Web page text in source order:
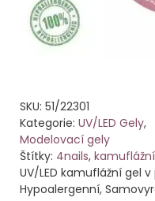
SKU: 51/22301
Kategorie: UV/LED Gely,
Modelovací gely
Štítky: 4nails,
UV/LED kamuflážní gel
Hypoalergenní,